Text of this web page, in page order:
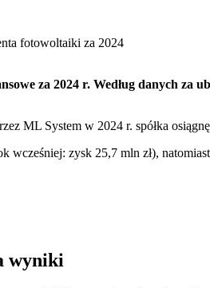
za 2024 r. Według danych za
ML System w 2024 r. spółka
wcześniej: zysk 25,7 mln zł),
wyniki